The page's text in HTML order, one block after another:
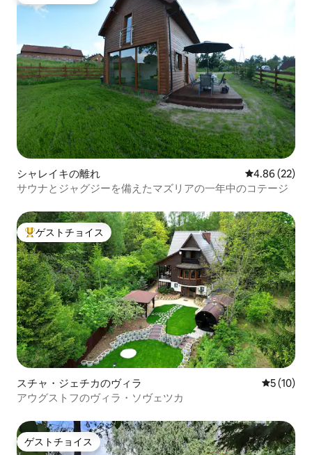
シャレイキの離れ レビュー22
4.86 (22)
サウナとジャグジーを備えたマズリアの一年中のコテージ
大好評のゲストチョイスです。
ゲストチョイス
スチャ・ジェチカのヴィラ レビュー
5 (10)
アウグストフのヴィラ・ソヴェツカ
ゲストチョイス
ゲストチョイス